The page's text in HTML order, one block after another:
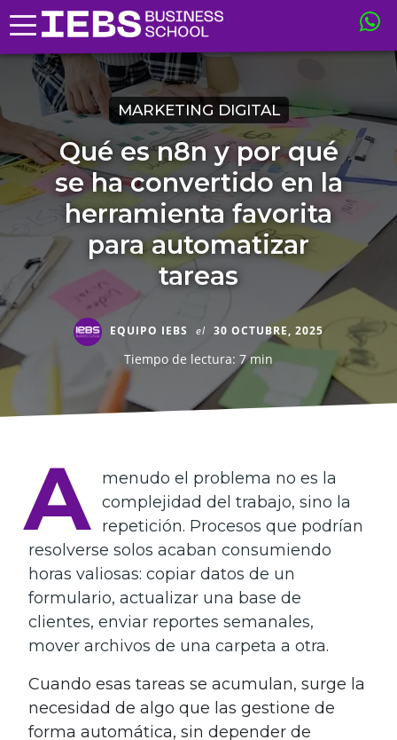
MARKETING DIGITAL
Qué es n8n y por qué
se ha convertido en la
herramienta favorita
para automatizar
tareas
EQUIPO IEBS el 30 OCTUBRE, 2025
Tiempo de lectura: 7 min
A
menudo el problema no es la
complejidad del trabajo, sino la
repetición. Procesos que podrían
resolverse solos acaban consumiendo
horas valiosas: copiar datos de un
formulario, actualizar una base de
clientes, enviar reportes semanales,
mover archivos de una carpeta a otra.
Cuando esas tareas se acumulan, surge la
necesidad de algo que las gestione de
forma automática, sin depender de